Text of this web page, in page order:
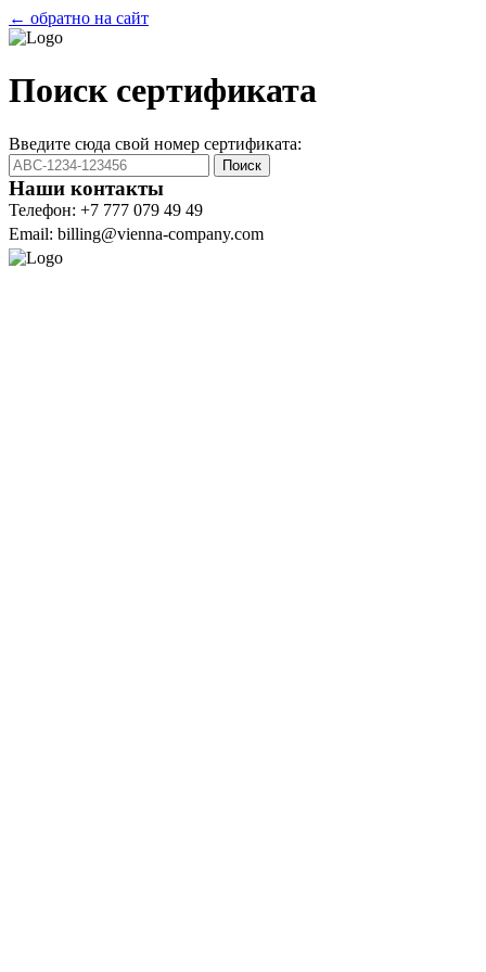
← обратно на сайт
Поиск сертификата
Введите сюда свой номер сертификата:
Поиск
Наши контакты
Телефон: +7 777 079 49 49
Email: billing@vienna-company.com